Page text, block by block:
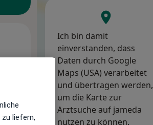
Di,
11 Aug 12 Aug
Ich bin damit
einverstanden, dass
Daten durch Google
Maps (USA) verarbeitet
und übertragen werden,
um die Karte zur
Arztsuche auf jameda
nutzen zu können.
liefern,